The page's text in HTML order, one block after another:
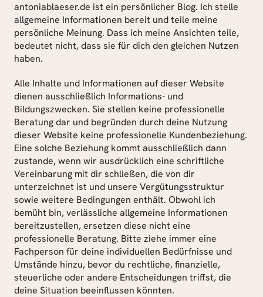
antoniablaeser.de ist ein persönlicher Blog. Ich stelle
allgemeine Informationen bereit und teile meine
persönliche Meinung. Dass ich meine Ansichten teile,
bedeutet nicht, dass sie für dich den gleichen Nutzen
haben.
Alle Inhalte und Informationen auf dieser Website
dienen ausschließlich Informations- und
Bildungszwecken. Sie stellen keine professionelle
Beratung dar und begründen durch deine Nutzung
dieser Website keine professionelle Kundenbeziehung.
Eine solche Beziehung kommt ausschließlich dann
zustande, wenn wir ausdrücklich eine schriftliche
Vereinbarung mit dir schließen, die von dir
unterzeichnet ist und unsere Vergütungsstruktur
sowie weitere Bedingungen enthält. Obwohl ich
bemüht bin, verlässliche allgemeine Informationen
bereitzustellen, ersetzen diese nicht eine
professionelle Beratung. Bitte ziehe immer eine
Fachperson für deine individuellen Bedürfnisse und
Umstände hinzu, bevor du rechtliche, finanzielle,
steuerliche oder andere Entscheidungen triffst, die
deine Situation beeinflussen könnten.